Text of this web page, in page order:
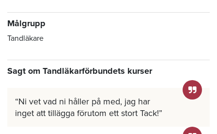
Målgrupp
Tandläkare
Sagt om Tandläkarförbundets kurser
Ni vet vad ni håller på med, jag har
inget att tillägga förutom ett stort Tack!